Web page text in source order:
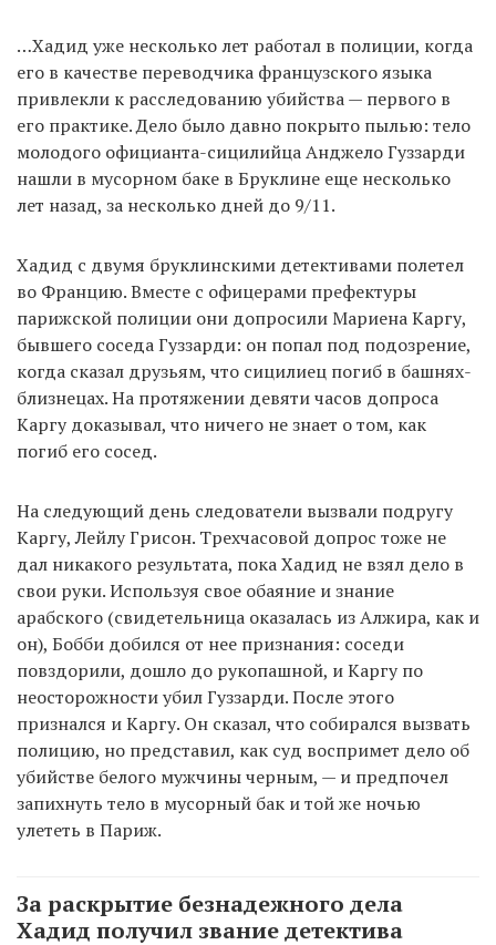
…Хадид уже несколько лет работал в полиции, когда
его в качестве переводчика французского языка
привлекли к расследованию убийства — первого в
его практике. Дело было давно покрыто пылью: тело
молодого официанта-сицилийца Анджело Гуззарди
нашли в мусорном баке в Бруклине еще несколько
лет назад, за несколько дней до 9/11.
Хадид с двумя бруклинскими детективами полетел
во Францию. Вместе с офицерами префектуры
парижской полиции они допросили Мариена Каргу,
бывшего соседа Гуззарди: он попал под подозрение,
когда сказал друзьям, что сицилиец погиб в башнях-
близнецах. На протяжении девяти часов допроса
Каргу доказывал, что ничего не знает о том, как
погиб его сосед.
На следующий день следователи вызвали подругу
Каргу, Лейлу Грисон. Трехчасовой допрос тоже не
дал никакого результата, пока Хадид не взял дело в
свои руки. Используя свое обаяние и знание
арабского (свидетельница оказалась из Алжира, как и
он), Бобби добился от нее признания: соседи
повздорили, дошло до рукопашной, и Каргу по
неосторожности убил Гуззарди. После этого
признался и Каргу. Он сказал, что собирался вызвать
полицию, но представил, как суд воспримет дело об
убийстве белого мужчины черным, — и предпочел
запихнуть тело в мусорный бак и той же ночью
улететь в Париж.
За раскрытие безнадежного дела
Хадид получил звание детектива